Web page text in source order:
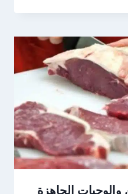
والوجبات الجاهزة